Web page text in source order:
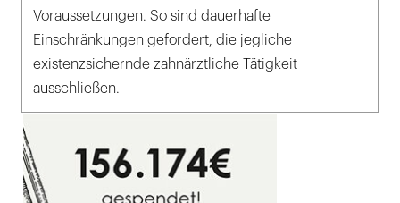
Voraussetzungen. So sind dauerhafte
Einschränkungen gefordert, die jegliche
existenzsichernde zahnärztliche Tätigkeit
ausschließen.